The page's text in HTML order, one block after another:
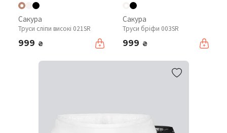
Сакура
Труси сліпи високі 021SR
999 ₴
Сакура
Труси бріфи 003SR
999 ₴